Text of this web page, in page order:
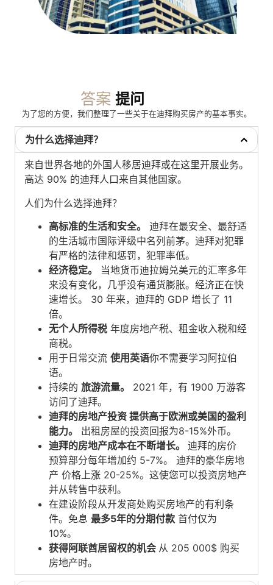
答案 提问
为了您的方便，我们整理了一些关于在迪拜购买房产的基本事实。
为什么选择迪拜？
来自世界各地的外国人移居迪拜或在这里开展业务。
高达 90% 的迪拜人口来自其他国家。
人们为什么选择迪拜？
高标准的生活和安全。
迪拜在最安全、最舒适
的生活城市国际评级中名列前茅。迪拜对犯罪
有严格的法律和惩罚，犯罪率低。
经济稳定。
当地货币迪拉姆兑美元的汇率多年
来没有变化，几乎没有通货膨胀。经济正在快
速增长。 30 年来，迪拜的 GDP 增长了 11
倍。
无个人所得税 年度房地产税、租金收入税和经
商税。
用于日常交流 使用英语你不需要学习阿拉伯
语。
持续的 旅游流量。
2021 年，有 1900 万游客
访问了迪拜。
迪拜的房地产投资 提供高于欧洲或美国的盈利
能力。
出租房屋的投资回报为8-15%外币。
迪拜的房地产成本在不断增长。 迪拜的房价
预算部分每年增加约 5-7%。 迪拜的豪华房地
产 价格上涨 20-25%。这使您可以投资房地产
并从转售中获利。
在建设阶段从开发商处购买房地产的有利条
件。免息 最多5年的分期付款 首付仅为
10%。
获得阿联酋居留权的机会 从 205 000$ 购买
房地产时。